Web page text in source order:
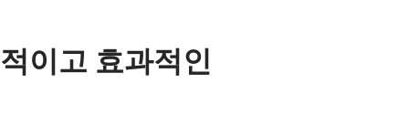
이고 효과적인